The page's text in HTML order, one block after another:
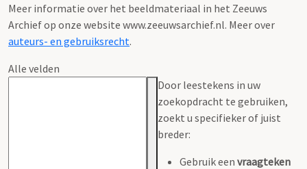
Meer informatie over het beeldmateriaal in het Zeeuws
Archief op onze website www.zeeuwsarchief.nl. Meer over
auteurs- en gebruiksrecht.
Alle velden
Door leestekens in uw
zoekopdracht te gebruiken,
zoekt u specifieker of juist
breder:
Gebruik een vraagteken